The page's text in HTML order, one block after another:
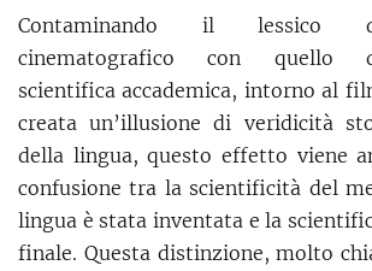
Contaminando il lessico
cinematografico con quello
scientifica accademica, intorno al
creata un’illusione di veridicità
della lingua, questo effetto viene
confusione tra la scientificità del
lingua è stata inventata e la
finale. Questa distinzione, molto